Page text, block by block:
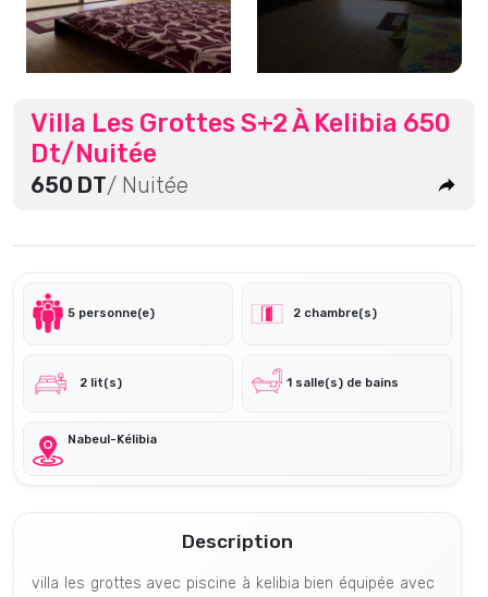
Villa Les Grottes S+2 À Kelibia 650
Dt/Nuitée
650 DT/ Nuitée
5 personne(e) 2 chambre(s)
2 lit(s) 1 salle(s) de bains
Nabeul-Kélibia
Description
villa les grottes avec piscine à kelibia bien équipée avec